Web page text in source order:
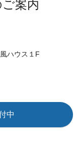
ハウス１F
中